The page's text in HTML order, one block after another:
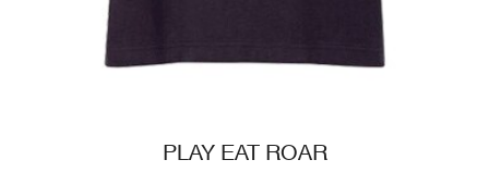
PLAY EAT ROAR